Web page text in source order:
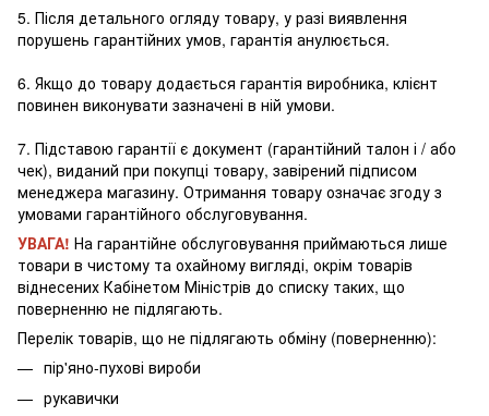
5. Після детального огляду товару, у разі виявлення
порушень гарантійних умов, гарантія анулюється.
6. Якщо до товару додається гарантія виробника, клієнт
повинен виконувати зазначені в ній умови.
7. Підставою гарантії є документ (гарантійний талон і / або
чек), виданий при покупці товару, завірений підписом
менеджера магазину. Отримання товару означає згоду з
умовами гарантійного обслуговування.
УВАГА! На гарантійне обслуговування приймаються лише
товари в чистому та охайному вигляді, окрім товарів
віднесених Кабінетом Міністрів до списку таких, що
поверненню не підлягають.
Перелік товарів, що не підлягають обміну (поверненню):
пір'яно-пухові вироби
рукавички